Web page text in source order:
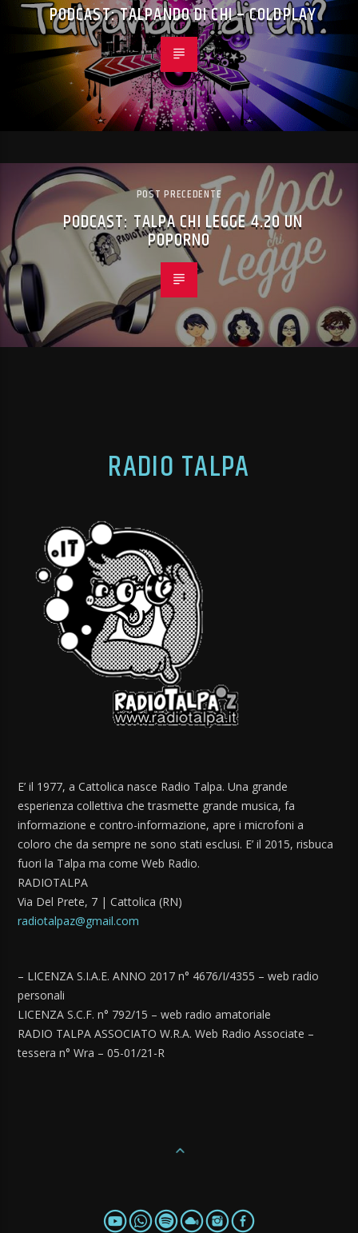
PODCAST: TALPANDO DI CHI – COLDPLAY
POST PRECEDENTE
PODCAST: TALPA CHI LEGGE 4.20 UN
POPORNO
RADIO TALPA
E’ il 1977, a Cattolica nasce Radio Talpa. Una grande
esperienza collettiva che trasmette grande musica, fa
informazione e contro-informazione, apre i microfoni a
coloro che da sempre ne sono stati esclusi. E’ il 2015, risbuca
fuori la Talpa ma come Web Radio.
RADIOTALPA
Via Del Prete, 7 | Cattolica (RN)
radiotalpaz@gmail.com
– LICENZA S.I.A.E. ANNO 2017 n° 4676/I/4355 – web radio
personali
LICENZA S.C.F. n° 792/15 – web radio amatoriale
RADIO TALPA ASSOCIATO W.R.A. Web Radio Associate –
tessera n° Wra – 05-01/21-R